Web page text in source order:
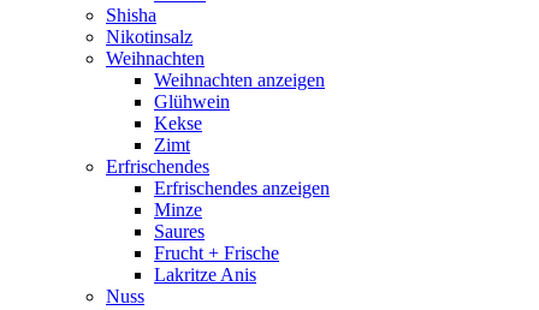
Shisha
Nikotinsalz
Weihnachten
Weihnachten anzeigen
Glühwein
Kekse
Zimt
Erfrischendes
Erfrischendes anzeigen
Minze
Saures
Frucht + Frische
Lakritze Anis
Nuss